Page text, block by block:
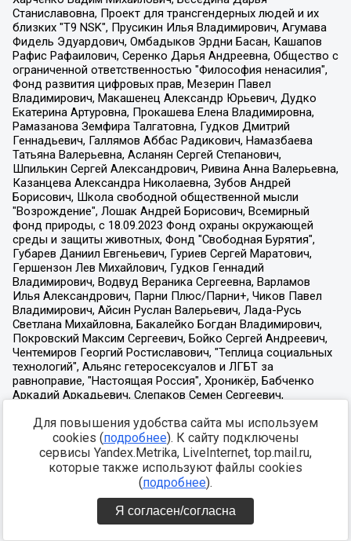
Для повышения удобства сайта мы используем
cookies (подробнее). К сайту подключены
сервисы Yandex.Metrika, LiveInternet, top.mail.ru,
которые также используют файлы cookies
(подробнее).
Я согласен/согласна